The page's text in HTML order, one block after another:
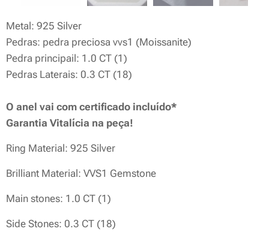
Metal: 925 Silver
Pedras: pedra preciosa vvs1 (Moissanite)
Pedra principail: 1.0 CT (1)
Pedras Laterais: 0.3 CT (18)
O anel vai com certificado incluído*
Garantia Vitalícia na peça!
Ring Material: 925 Silver
Brilliant Material: VVS1 Gemstone
Main stones: 1.0 CT (1)
Side Stones: 0.3 CT (18)